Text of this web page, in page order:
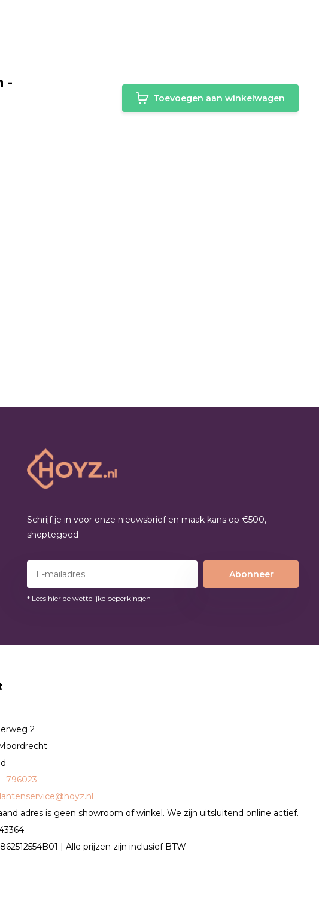
-
Toevoegen aan winkelwagen
Schrijf je in voor onze nieuwsbrief en maak kans op €500,-
shoptegoed
Abonneer
* Lees hier de wettelijke beperkingen
2
-796023
adres is geen showroom of winkel. We zijn uitsluitend online actief.
| Alle prijzen zijn inclusief BTW